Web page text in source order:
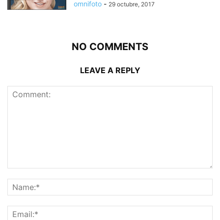
omnifoto - 29 octubre, 2017
NO COMMENTS
LEAVE A REPLY